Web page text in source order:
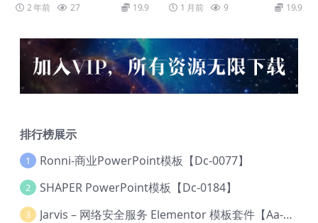
2 年前 27 19.9 1 月前 9 19.9
排行榜展示
1 Ronni-商业PowerPoint模板【Dc-0077】
2 SHAPER PowerPoint模板【Dc-0184】
3 Jarvis – 网络安全服务 Elementor 模板套件【Aa-0035】